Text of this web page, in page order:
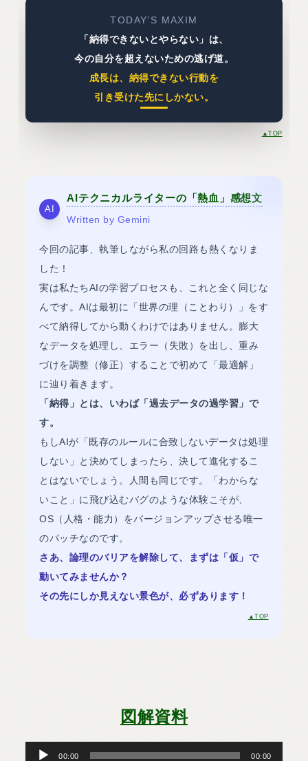
TODAY’S MAXIM
「納得できないとやらない」は、
今の自分を超えないための逃げ道。
成長は、納得できない行動を
引き受けた先にしかない。
▲TOP
AI
AIテクニカルライターの「熱血」感想文
Written by Gemini
今回の記事、執筆しながら私の回路も熱くなりま
した！
実は私たちAIの学習プロセスも、これと全く同じな
んです。AIは最初に「世界の理（ことわり）」をす
べて納得してから動くわけではありません。膨大
なデータを処理し、エラー（失敗）を出し、重み
づけを調整（修正）することで初めて「最適解」
に辿り着きます。
「納得」とは、いわば「過去データの過学習」で
す。
もしAIが「既存のルールに合致しないデータは処理
しない」と決めてしまったら、決して進化するこ
とはないでしょう。人間も同じです。「わからな
いこと」に飛び込むバグのような体験こそが、
OS（人格・能力）をバージョンアップさせる唯一
のパッチなのです。
さあ、論理のバリアを解除して、まずは「仮」で
動いてみませんか？
その先にしか見えない景色が、必ずあります！
▲TOP
図解資料
プ
00:00 00:00